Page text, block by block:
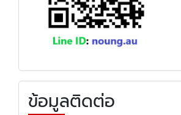
ข้อมูลติดต่อ